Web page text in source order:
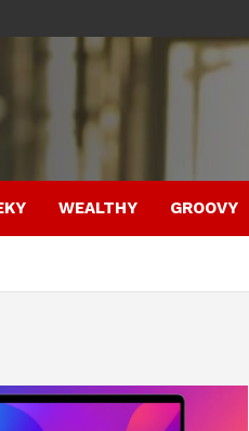
WEALTHY GROOVY